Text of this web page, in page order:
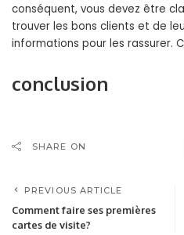
conséquent, vous devez être
trouver les bons clients et de
informations pour les rassurer.
conclusion
SHARE ON
PREVIOUS ARTICLE
Comment faire ses premières
cartes de visite?